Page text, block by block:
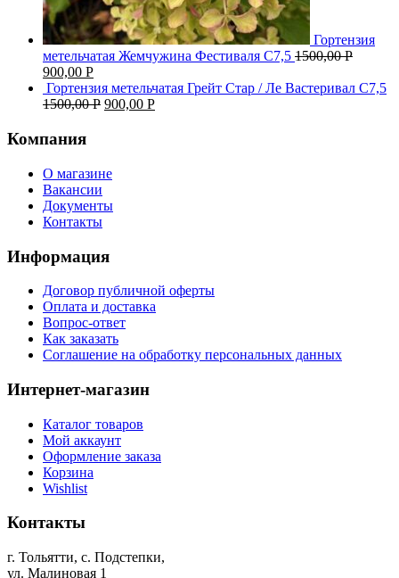
Гортензия
метельчатая Жемчужина Фестиваля С7,5 1500,00Р
900,00 Р
Гортензия метельчатая Грейт Стар / Ле Вастеривал С7,5
1500,00Р 900,00 Р
Компания
О магазине
Вакансии
Документы
Контакты
Информация
Договор публичной оферты
Оплата и доставка
Вопрос-ответ
Как заказать
Соглашение на обработку персональных данных
Интернет-магазин
Каталог товаров
Мой аккаунт
Оформление заказа
Корзина
Wishlist
Контакты
г. Тольятти, c. Подстепки,
ул. Малиновая 1